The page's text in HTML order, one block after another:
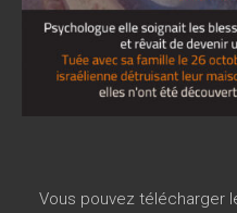
Vous pouvez télécharger